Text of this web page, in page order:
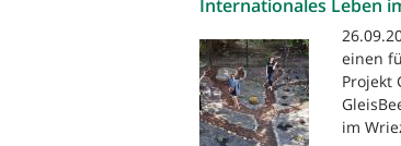
Internationales Leben
einen
Projekt
im